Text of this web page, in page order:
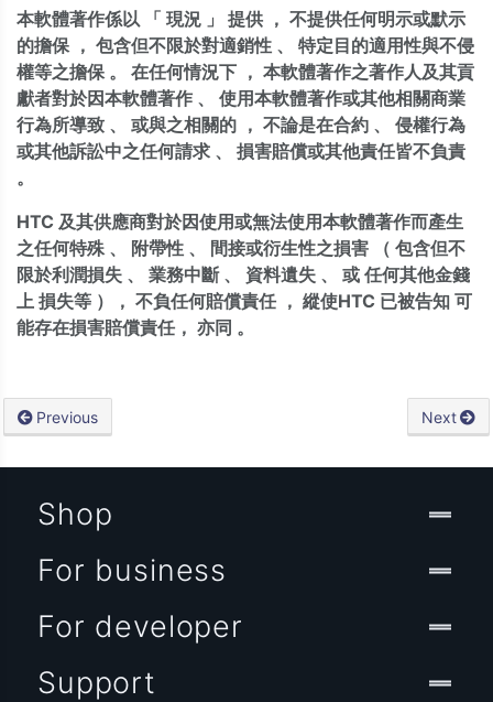
本軟體著作係以
「 現況 」 提供 ， 不提供任何明示或默示
的擔保 ， 包含但不限於對適銷性 、 特定目的適用性與不侵
權等之擔保 。 在任何情況下 ， 本軟體著作之著作人及其貢
獻者對於因本軟體著作 、 使用本軟體著作或其他相關商業
行為所導致 、 或與之相關的 ， 不論是在合約 、 侵權行為
或其他訴訟中之任何請求 、 損害賠償或其他責任皆不負責
。
HTC 及其供應商對於因使用或無法使用本軟體著作而產生
之任何特殊 、 附帶性 、 間接或衍生性之損害 （ 包含但不
限於利潤損失 、 業務中斷 、 資料遺失 、 或 任何其他金錢
上 損失等 ）， 不負任何賠償責任 ， 縱使HTC 已被告知 可
能存在損害賠償責任， 亦同 。
Previous Next
Shop
For business
For developer
Support